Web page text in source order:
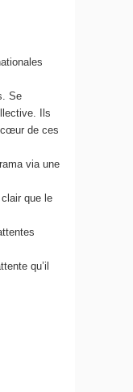
Se
Ils
cœur de ces
via une
que le
qu’il